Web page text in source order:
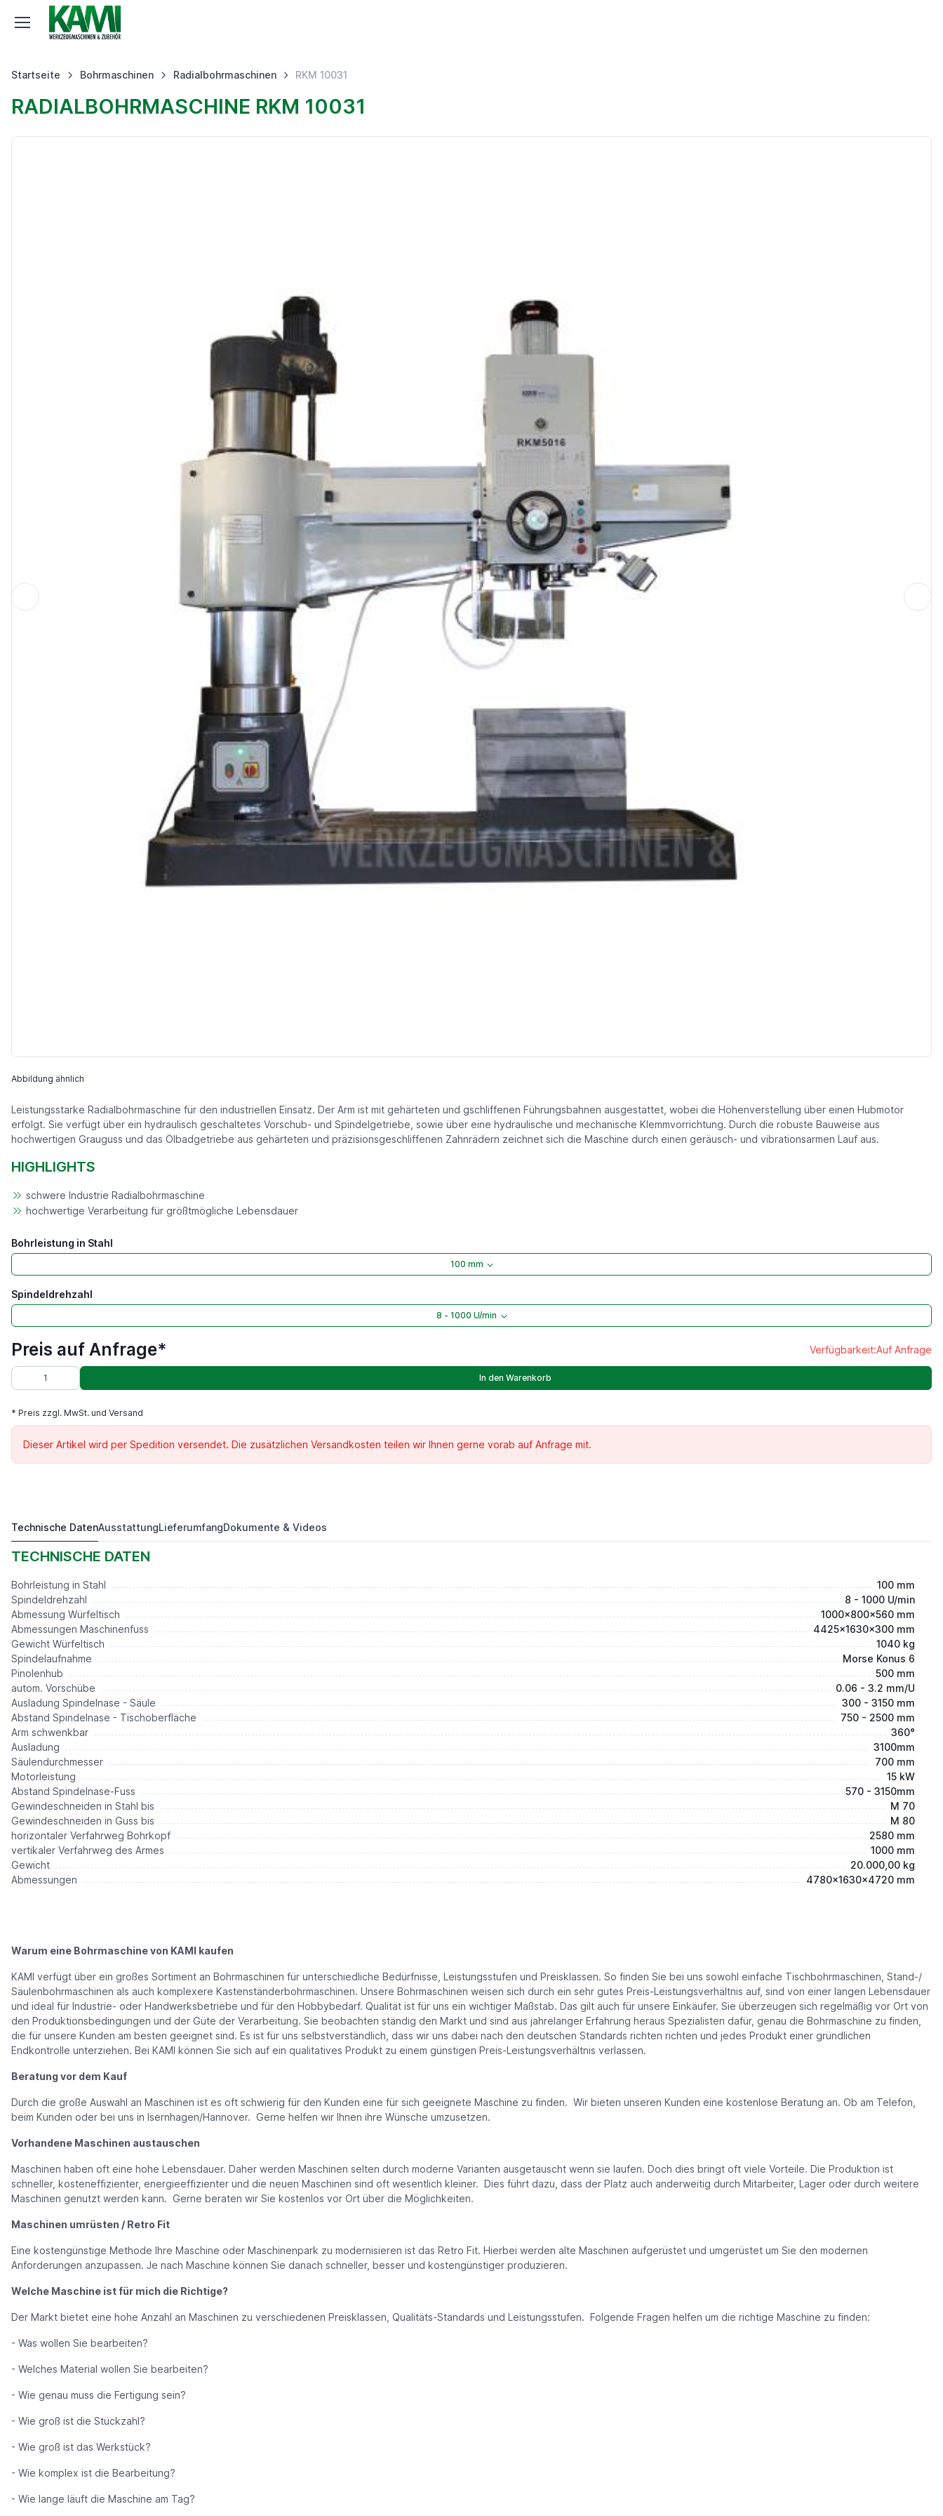
Startseite Bohrmaschinen Radialbohrmaschinen RKM 10031
RADIALBOHRMASCHINE RKM 10031
Abbildung ähnlich
Leistungsstarke Radialbohrmaschine für den industriellen Einsatz. Der Arm ist mit gehärteten und gschliffenen Führungsbahnen ausgestattet, wobei die Höhenverstellung über einen Hubmotor
erfolgt. Sie verfügt über ein hydraulisch geschaltetes Vorschub- und Spindelgetriebe, sowie über eine hydraulische und mechanische Klemmvorrichtung. Durch die robuste Bauweise aus
hochwertigen Grauguss und das Ölbadgetriebe aus gehärteten und präzisionsgeschliffenen Zahnrädern zeichnet sich die Maschine durch einen geräusch- und vibrationsarmen Lauf aus.
HIGHLIGHTS
schwere Industrie Radialbohrmaschine
hochwertige Verarbeitung für größtmögliche Lebensdauer
Bohrleistung in Stahl
100 mm
Spindeldrehzahl
8 - 1000 U/min
Preis auf Anfrage* Verfügbarkeit:Auf Anfrage
In den Warenkorb
* Preis zzgl. MwSt. und Versand
Dieser Artikel wird per Spedition versendet. Die zusätzlichen Versandkosten teilen wir Ihnen gerne vorab auf Anfrage mit.
RKM 10031
Preis auf Anfrage*
Technische DatenAusstattungLieferumfangDokumente & Videos
TECHNISCHE DATEN
Bohrleistung in Stahl
100 mm
Spindeldrehzahl
8 - 1000 U/min
Abmessung Würfeltisch
1000x800x560 mm
Abmessungen Maschinenfuss
4425x1630x300 mm
Gewicht Würfeltisch
1040 kg
Spindelaufnahme
Morse Konus 6
Pinolenhub
500 mm
autom. Vorschübe
0.06 - 3.2 mm/U
Ausladung Spindelnase - Säule
300 - 3150 mm
Abstand Spindelnase - Tischoberfläche
750 - 2500 mm
Arm schwenkbar
360°
Ausladung
3100mm
Säulendurchmesser
700 mm
Motorleistung
15 kW
Abstand Spindelnase-Fuss
570 - 3150mm
Gewindeschneiden in Stahl bis
M 70
Gewindeschneiden in Guss bis
M 80
horizontaler Verfahrweg Bohrkopf
2580 mm
vertikaler Verfahrweg des Armes
1000 mm
Gewicht
20.000,00 kg
Abmessungen
4780x1630x4720 mm
Warum eine Bohrmaschine von KAMI kaufen
KAMI verfügt über ein großes Sortiment an Bohrmaschinen für unterschiedliche Bedürfnisse, Leistungsstufen und Preisklassen. So finden Sie bei uns sowohl einfache Tischbohrmaschinen, Stand-/
Säulenbohrmaschinen als auch komplexere Kastenständerbohrmaschinen. Unsere Bohrmaschinen weisen sich durch ein sehr gutes Preis-Leistungsverhältnis auf, sind von einer langen Lebensdauer
und ideal für Industrie- oder Handwerksbetriebe und für den Hobbybedarf. Qualität ist für uns ein wichtiger Maßstab. Das gilt auch für unsere Einkäufer. Sie überzeugen sich regelmäßig vor Ort von
den Produktionsbedingungen und der Güte der Verarbeitung. Sie beobachten ständig den Markt und sind aus jahrelanger Erfahrung heraus Spezialisten dafür, genau die Bohrmaschine zu finden,
die für unsere Kunden am besten geeignet sind. Es ist für uns selbstverständlich, dass wir uns dabei nach den deutschen Standards richten richten und jedes Produkt einer gründlichen
Endkontrolle unterziehen. Bei KAMI können Sie sich auf ein qualitatives Produkt zu einem günstigen Preis-Leistungsverhältnis verlassen.
Beratung vor dem Kauf
Durch die große Auswahl an Maschinen ist es oft schwierig für den Kunden eine für sich geeignete Maschine zu finden. Wir bieten unseren Kunden eine kostenlose Beratung an. Ob am Telefon,
beim Kunden oder bei uns in Isernhagen/Hannover. Gerne helfen wir Ihnen ihre Wünsche umzusetzen.
Vorhandene Maschinen austauschen
Maschinen haben oft eine hohe Lebensdauer. Daher werden Maschinen selten durch moderne Varianten ausgetauscht wenn sie laufen. Doch dies bringt oft viele Vorteile. Die Produktion ist
schneller, kosteneffizienter, energieeffizienter und die neuen Maschinen sind oft wesentlich kleiner. Dies führt dazu, dass der Platz auch anderweitig durch Mitarbeiter, Lager oder durch weitere
Maschinen genutzt werden kann. Gerne beraten wir Sie kostenlos vor Ort über die Möglichkeiten.
Maschinen umrüsten / Retro Fit
Eine kostengünstige Methode Ihre Maschine oder Maschinenpark zu modernisieren ist das Retro Fit. Hierbei werden alte Maschinen aufgerüstet und umgerüstet um Sie den modernen
Anforderungen anzupassen. Je nach Maschine können Sie danach schneller, besser und kostengünstiger produzieren.
Welche Maschine ist für mich die Richtige?
Der Markt bietet eine hohe Anzahl an Maschinen zu verschiedenen Preisklassen, Qualitäts-Standards und Leistungsstufen. Folgende Fragen helfen um die richtige Maschine zu finden:
- Was wollen Sie bearbeiten?
- Welches Material wollen Sie bearbeiten?
- Wie genau muss die Fertigung sein?
- Wie groß ist die Stückzahl?
- Wie groß ist das Werkstück?
- Wie komplex ist die Bearbeitung?
- Wie lange läuft die Maschine am Tag?